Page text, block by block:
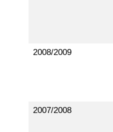
2008/2009
2007/2008